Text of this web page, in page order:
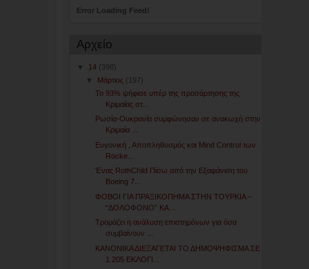
Error Loading Feed!
Αρχείο
▼ 14 (398)
▼
Μάρτιος (197)
Το 93% ψήφισε υπέρ της προσάρτησης της
Κριμαίας στ...
Ρωσία-Ουκρανία συμφώνησαν σε ανακωχή στην
Κριμαία ...
Ευγονική , Αποπληθυσμός και Mind Control των
Rocke...
Ένας RothChild Πίσω από την Εξαφάνιση του
Boeing 7...
ΦΟΒΟΙ ΓΙΑ ΠΡΑΞΙΚΟΠΗΜΑ ΣΤΗΝ ΤΟΥΡΚΙΑ –
“ΔΟΛΟΦΟΝΟ” ΚΑ...
Τρομάζει η ανάλυση επιστημόνων για όσα
συμβαίνουν ...
ΚΑΝΟΝΙΚΑ ΔΙΕΞΑΓΕΤΑΙ ΤΟ ΔΗΜΟΨΗΦΙΣΜΑ ΣΕ
1.205 ΕΚΛΟΓΙ...